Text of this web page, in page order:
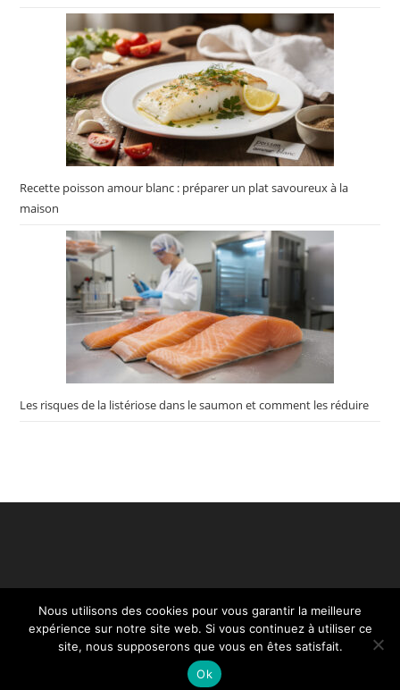
Recette poisson amour blanc : préparer un plat savoureux à la
maison
Les risques de la listériose dans le saumon et comment les réduire
Création Restaurant - Copyright ©2020. Tous droits réservés.
Nous utilisons des cookies pour vous garantir la meilleure
expérience sur notre site web. Si vous continuez à utiliser ce
site, nous supposerons que vous en êtes satisfait.
Ok